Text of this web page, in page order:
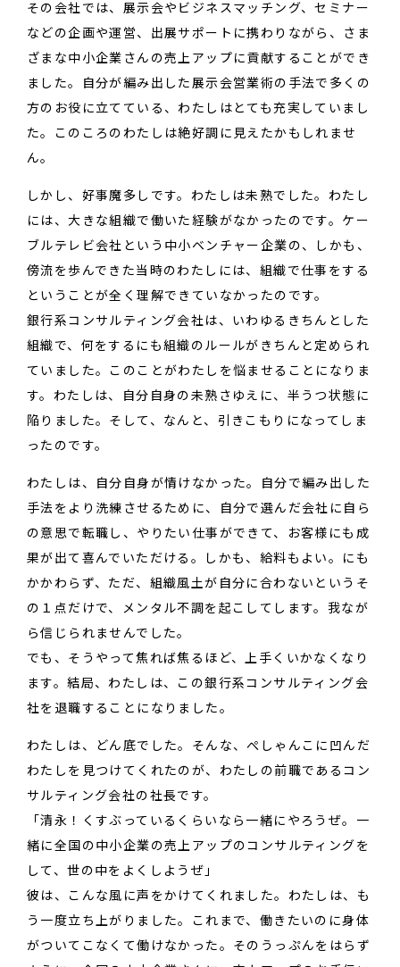
その会社では、展示会やビジネスマッチング、セミナー
などの企画や運営、出展サポートに携わりながら、さま
ざまな中小企業さんの売上アップに貢献することができ
ました。自分が編み出した展示会営業術の手法で多くの
方のお役に立てている、わたしはとても充実していまし
た。このころのわたしは絶好調に見えたかもしれませ
ん。
しかし、好事魔多しです。わたしは未熟でした。わたし
には、大きな組織で働いた経験がなかったのです。ケー
ブルテレビ会社という中小ベンチャー企業の、しかも、
傍流を歩んできた当時のわたしには、組織で仕事をする
ということが全く理解できていなかったのです。
銀行系コンサルティング会社は、いわゆるきちんとした
組織で、何をするにも組織のルールがきちんと定められ
ていました。このことがわたしを悩ませることになりま
す。わたしは、自分自身の未熟さゆえに、半うつ状態に
陥りました。そして、なんと、引きこもりになってしま
ったのです。
わたしは、自分自身が情けなかった。自分で編み出した
手法をより洗練させるために、自分で選んだ会社に自ら
の意思で転職し、やりたい仕事ができて、お客様にも成
果が出て喜んでいただける。しかも、給料もよい。にも
かかわらず、ただ、組織風土が自分に合わないというそ
の１点だけで、メンタル不調を起こしてします。我なが
ら信じられませんでした。
でも、そうやって焦れば焦るほど、上手くいかなくなり
ます。結局、わたしは、この銀行系コンサルティング会
社を退職することになりました。
わたしは、どん底でした。そんな、ぺしゃんこに凹んだ
わたしを見つけてくれたのが、わたしの前職であるコン
サルティング会社の社長です。
「清永！くすぶっているくらいなら一緒にやろうぜ。一
緒に全国の中小企業の売上アップのコンサルティングを
して、世の中をよくしようぜ」
彼は、こんな風に声をかけてくれました。わたしは、も
う一度立ち上がりました。これまで、働きたいのに身体
がついてこなくて働けなかった。そのうっぷんをはらず